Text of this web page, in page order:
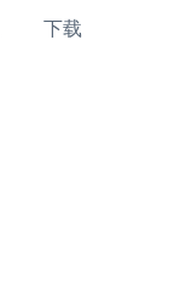
下载